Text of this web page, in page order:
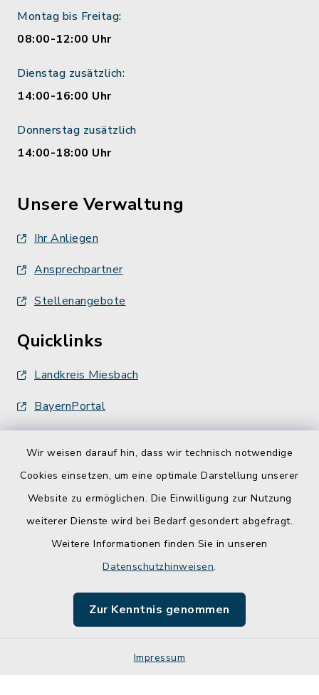
Wir weisen darauf hin, dass wir technisch notwendige
Cookies einsetzen, um eine optimale Darstellung unserer
Website zu ermöglichen. Die Einwilligung zur Nutzung
weiterer Dienste wird bei Bedarf gesondert abgefragt.
Weitere Informationen finden Sie in unseren
Datenschutzhinweisen.
Zur Kenntnis genommen
Impressum
Montag bis Freitag:
08:00-12:00 Uhr
Dienstag zusätzlich:
14:00-16:00 Uhr
Donnerstag zusätzlich
14:00-18:00 Uhr
Unsere Verwaltung
Ihr Anliegen
Ansprechpartner
Stellenangebote
Quicklinks
Landkreis Miesbach
BayernPortal
Barrierefreiheit
Impressum
Sitemap